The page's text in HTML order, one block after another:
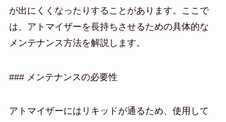
が出にくくなったりすることがあります。ここで
は、アトマイザーを長持ちさせるための具体的な
メンテナンス方法を解説します。
### メンテナンスの必要性
アトマイザーにはリキッドが通るため、使用して